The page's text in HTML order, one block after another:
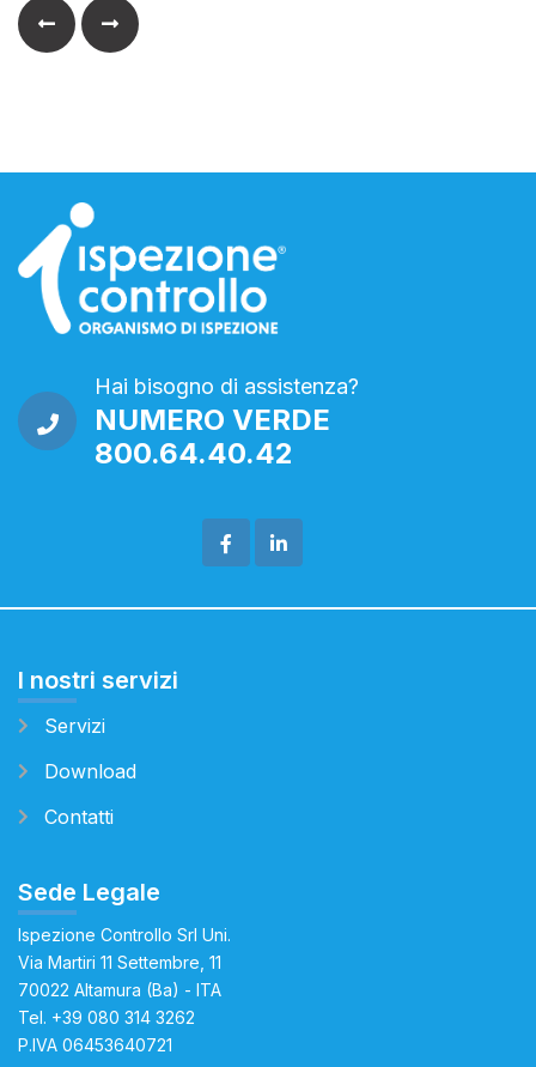
Hai bisogno di assistenza?
NUMERO VERDE
800.64.40.42
I nostri servizi
Servizi
Download
Contatti
Sede Legale
Ispezione Controllo Srl Uni.
Via Martiri 11 Settembre, 11
70022 Altamura (Ba) - ITA
Tel. +39 080 314 3262
P.IVA 06453640721